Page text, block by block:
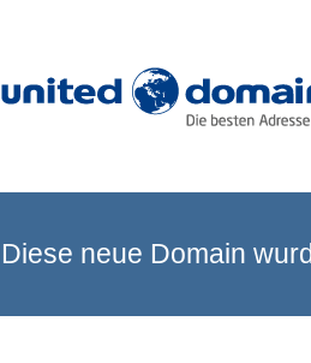
Diese neue Domain